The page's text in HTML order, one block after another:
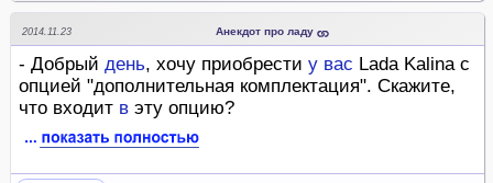
2014.11.23 Анекдот про ладу
- Добрый день, хочу приобрести у вас Lada Kalina c
опцией "дополнительная комплектация". Скажите,
что входит в эту опцию?